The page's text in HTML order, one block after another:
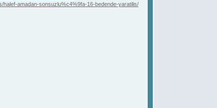
amadan-sonsuzlu%c4%9fa-16-bedende-yaratilis/